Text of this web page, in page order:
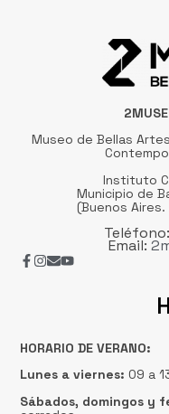
Museo de Bellas
Instituto
Municipio de
(Buenos
Teléfono:
Email:
HORARIO DE VERANO:
Lunes a viernes: 09 a
Sábados, domingos y